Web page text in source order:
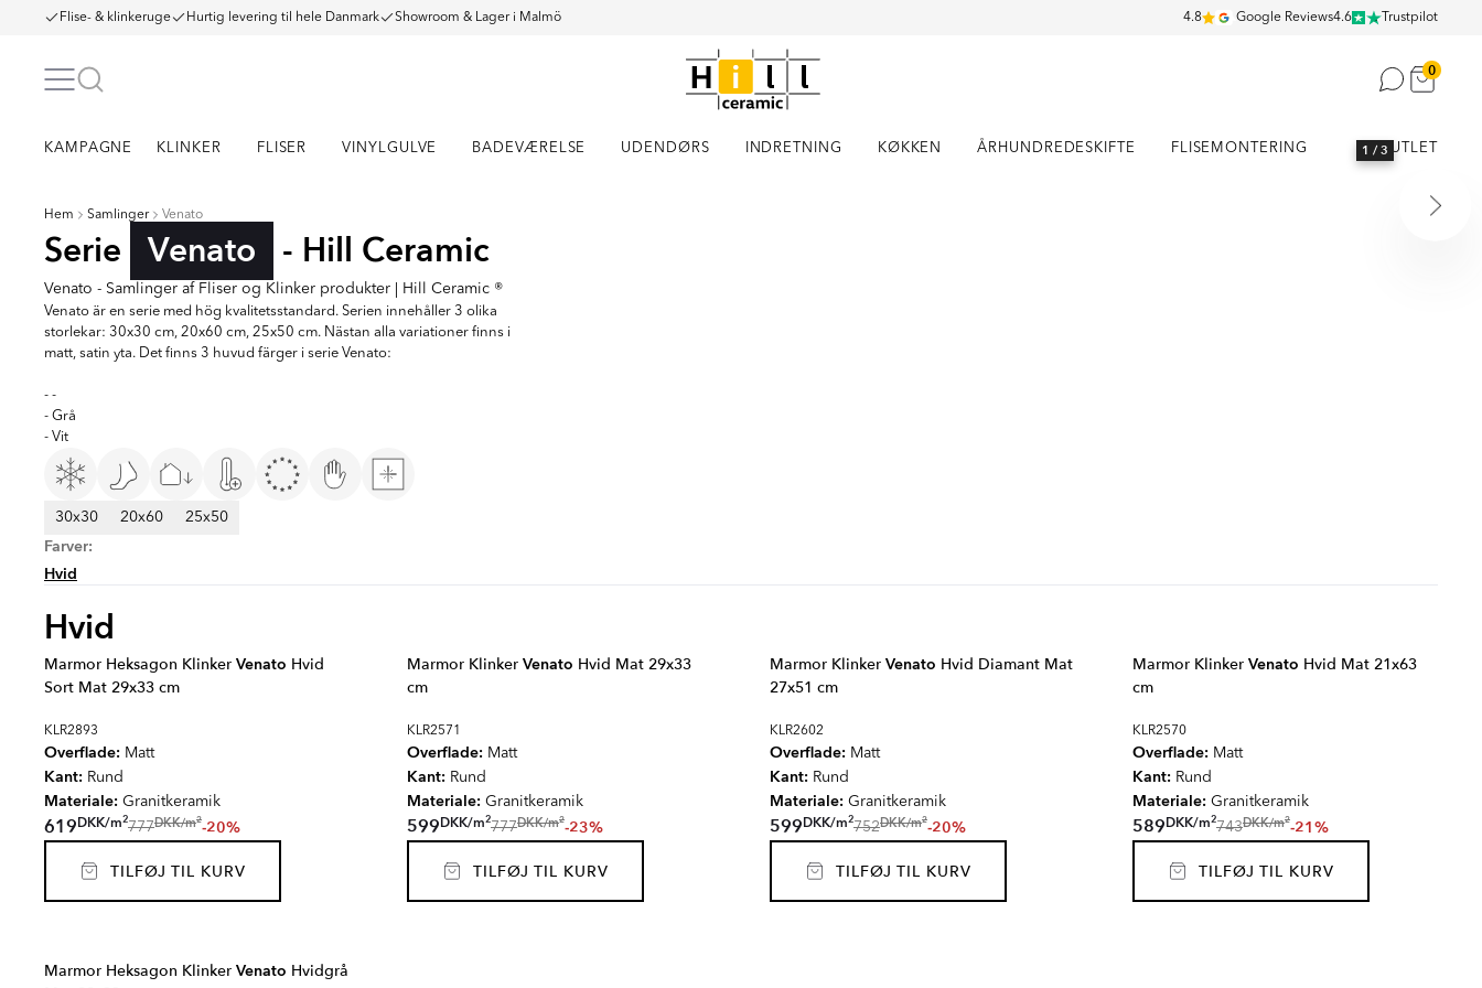
Flise- & klinkeruge Hurtig levering til hele Danmark Showroom & Lager i Malmö 4.8 Google Reviews4.6 Trustpilot
0
KAMPAGNE KLINKER FLISER VINYLGULVE BADEVÆRELSE UDENDØRS INDRETNING KØKKEN ÅRHUNDREDESKIFTE FLISEMONTERING OUTLET
Hem Samlinger Venato
Serie Venato - Hill Ceramic
Venato - Samlinger af Fliser og Klinker produkter | Hill Ceramic ®
Venato är en serie med hög kvalitetsstandard. Serien innehåller 3 olika
storlekar: 30x30 cm, 20x60 cm, 25x50 cm. Nästan alla variationer finns i
matt, satin yta. Det finns 3 huvud färger i serie Venato:
- -
- Grå
- Vit
30x30 20x60 25x50
Farver:
Hvid
1 / 3
Hvid
Marmor Heksagon Klinker Venato Hvid
Sort Mat 29x33 cm
KLR2893
Overflade: Matt
Kant: Rund
Materiale: Granitkeramik
619DKK/m2777DKK/m2-20%
TILFØJ TIL KURV
Marmor Klinker Venato Hvid Mat 29x33
cm
KLR2571
Overflade: Matt
Kant: Rund
Materiale: Granitkeramik
599DKK/m2777DKK/m2-23%
TILFØJ TIL KURV
Marmor Klinker Venato Hvid Diamant Mat
27x51 cm
KLR2602
Overflade: Matt
Kant: Rund
Materiale: Granitkeramik
599DKK/m2752DKK/m2-20%
TILFØJ TIL KURV
Marmor Klinker Venato Hvid Mat 21x63
cm
KLR2570
Overflade: Matt
Kant: Rund
Materiale: Granitkeramik
589DKK/m2743DKK/m2-21%
TILFØJ TIL KURV
Marmor Heksagon Klinker Venato Hvidgrå